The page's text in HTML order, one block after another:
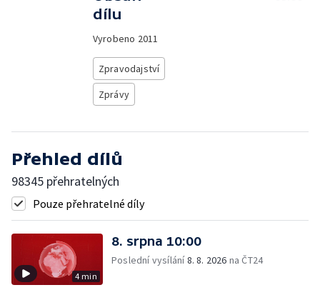
dílu
Vyrobeno 2011
Zpravodajství
Zprávy
Přehled dílů
98345 přehratelných
Pouze přehratelné díly
4 min
8. srpna 10:00
Poslední vysílání8. 8. 2026 na ČT24